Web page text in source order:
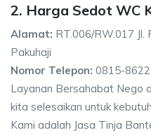
2. Harga Sedot WC
Alamat: RT.006/RW.017 Jl.
Pakuhaji
Nomor Telepon: 0815-
Layanan Bersahabat Nego
kita selesaikan untuk
Kami adalah Jasa Tinja